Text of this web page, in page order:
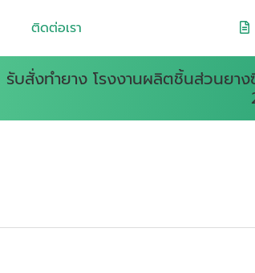
ติดต่อเรา
รับสั่งทำยาง โรงงานผลิตชิ้นส่วนยา